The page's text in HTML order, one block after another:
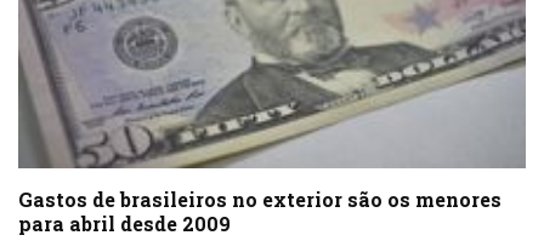
Gastos de brasileiros no exterior são os menores
para abril desde 2009